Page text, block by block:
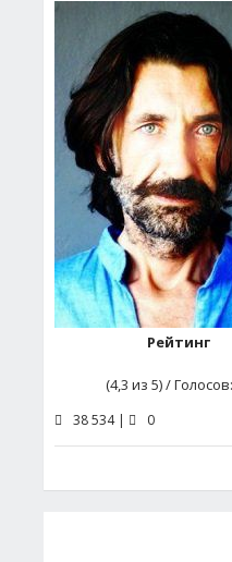
Рейтинг
(4,3 из 5) /
38 534 | 0